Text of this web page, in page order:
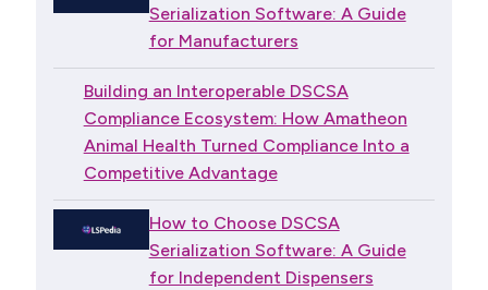
Serialization Software: A Guide
for Manufacturers
Building an Interoperable DSCSA
Compliance Ecosystem: How Amatheon
Animal Health Turned Compliance Into a
Competitive Advantage
How to Choose DSCSA
Serialization Software: A Guide
for Independent Dispensers